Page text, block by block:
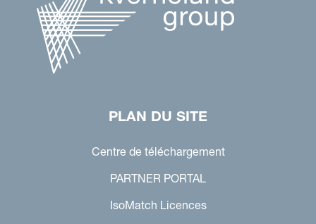
PLAN DU SITE
Centre de téléchargement
PARTNER PORTAL
IsoMatch Licences